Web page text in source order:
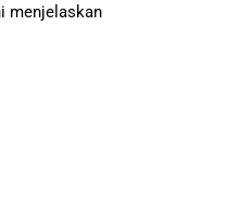
menjelaskan